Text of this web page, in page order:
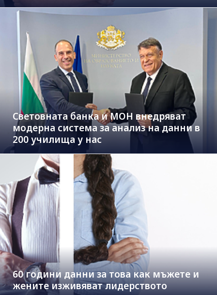
Световната банка и МОН внедряват
модерна система за анализ на данни в
200 училища у нас
60 години данни за това как мъжете и
жените изживяват лидерството